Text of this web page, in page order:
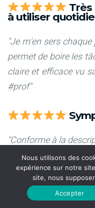
Très
à utiliser
"Je m'en sers
permet de boire les
claire et efficace vu
#prof"
"Conforme à la
Nous utilisons des
expérience sur notre
site, nous
Accepter